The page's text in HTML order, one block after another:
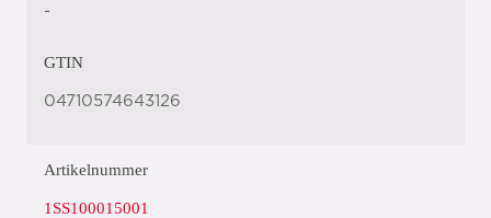
-
GTIN
04710574643126
Artikelnummer
1SS100015001